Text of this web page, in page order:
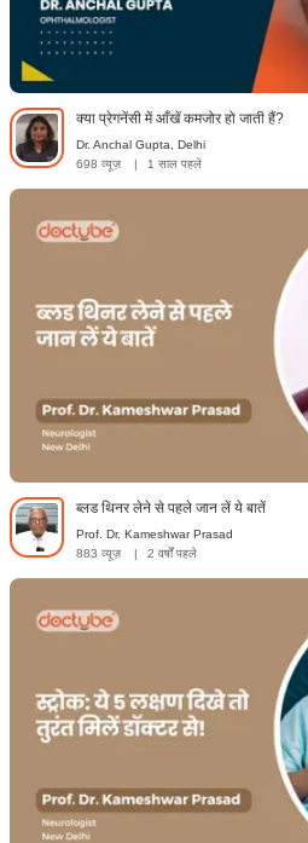
क्या प्रेगनेंसी में आँखें कमजोर हो जाती हैं?
Dr. Anchal Gupta, Delhi
698 व्यूज़
| 1 साल पहले
ब्लड थिनर लेने से पहले जान लें ये बातें
Prof. Dr. Kameshwar Prasad
883 व्यूज़
| 2 वर्षों पहले